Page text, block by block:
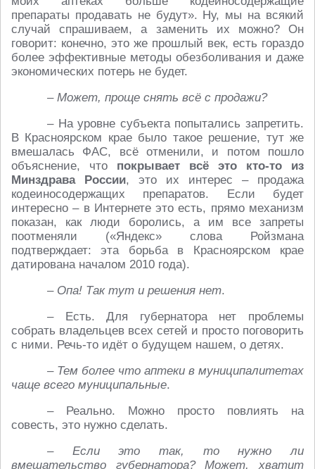
препараты продавать не будут». Ну, мы на всякий
случай спрашиваем, а заменить их можно? Он
говорит: конечно, это же прошлый век, есть гораздо
более эффективные методы обезболивания и даже
экономических потерь не будет.
– Может, проще снять всё с продажи?
– На уровне субъекта попытались запретить.
В Красноярском крае было такое решение, тут же
вмешалась ФАС, всё отменили, и потом пошло
объяснение, что покрывает всё это кто-то из
Минздрава России, это их интерес – продажа
кодеиносодержащих препаратов. Если будет
интересно – в Интернете это есть, прямо механизм
показан, как люди боролись, а им все запреты
поотменяли («Яндекс» слова Ройзмана
подтверждает: эта борьба в Красноярском крае
датирована началом 2010 года).
– Опа! Так тут и решения нет.
– Есть. Для губернатора нет проблемы
собрать владельцев всех сетей и просто поговорить
с ними. Речь-то идёт о будущем нашем, о детях.
– Тем более что аптеки в муниципалитетах
чаще всего муниципальные.
– Реально. Можно просто повлиять на
совесть, это нужно сделать.
– Если это так, то нужно ли
вмешательство губернатора? Может, хватит